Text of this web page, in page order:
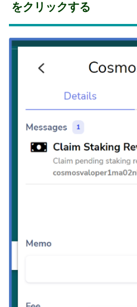
をクリックする